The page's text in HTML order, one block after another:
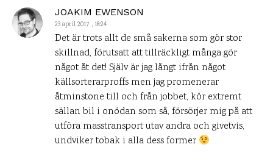
JOAKIM EWENSON
23 april 2017 , 18:24
Det är trots allt de små sakerna som gör stor
skillnad, förutsatt att tillräckligt många gör
något åt det! Själv är jag långt ifrån något
källsorterarproffs men jag promenerar
åtminstone till och från jobbet, kör extremt
sällan bil i onödan som så, försörjer mig på att
utföra masstransport utav andra och givetvis,
undviker tobak i alla dess former